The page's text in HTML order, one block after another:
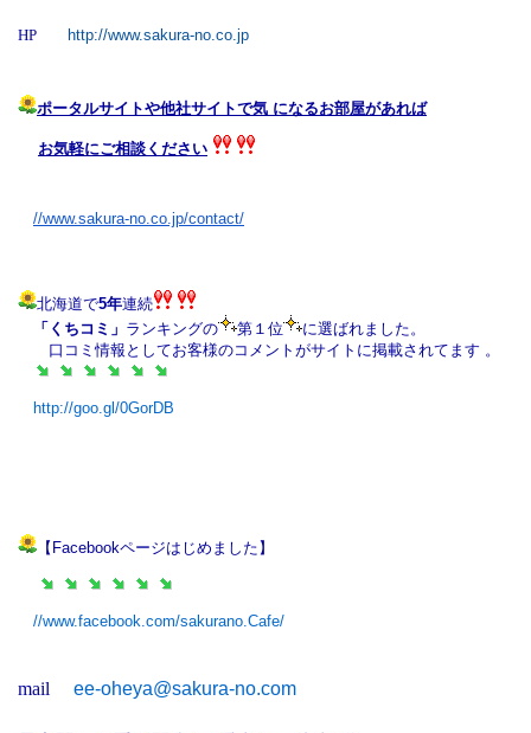
HP http://www.sakura-no.co.jp
ポータルサイトや他社サイトで気 になるお部屋があれば
お気軽にご相談ください
//www.sakura-no.co.jp/contact/
北海道で5年連続
「くちコミ」 ランキングの 第 １ 位
に選ばれました。
口コミ情報としてお客様のコメントがサイトに掲載されてます 。
http://goo.gl/0GorDB
【Facebookページはじめました】
//www.facebook.com/sakurano.Cafe/
mail ee-oheya@sakura-no.com